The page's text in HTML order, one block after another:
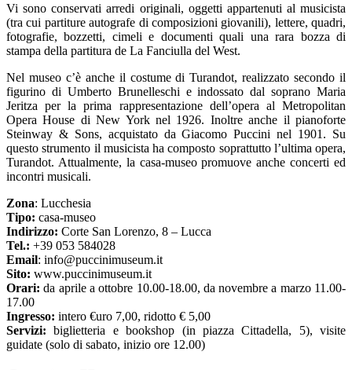
Vi sono conservati arredi originali, oggetti appartenuti al musicista
(tra cui partiture autografe di composizioni giovanili), lettere, quadri,
fotografie, bozzetti, cimeli e documenti quali una rara bozza di
stampa della partitura de La Fanciulla del West.
Nel museo c’è anche il costume di Turandot, realizzato secondo il
figurino di Umberto Brunelleschi e indossato dal soprano Maria
Jeritza per la prima rappresentazione dell’opera al Metropolitan
Opera House di New York nel 1926. Inoltre anche il pianoforte
Steinway & Sons, acquistato da Giacomo Puccini nel 1901. Su
questo strumento il musicista ha composto soprattutto l’ultima opera,
Turandot. Attualmente, la casa-museo promuove anche concerti ed
incontri musicali.
Zona: Lucchesia
Tipo: casa-museo
Indirizzo: Corte San Lorenzo, 8 – Lucca
Tel.: +39 053 584028
Email: info@puccinimuseum.it
Sito: www.puccinimuseum.it
Orari: da aprile a ottobre 10.00-18.00, da novembre a marzo 11.00-
17.00
Ingresso: intero €uro 7,00, ridotto € 5,00
Servizi: biglietteria e bookshop (in piazza Cittadella, 5), visite
guidate (solo di sabato, inizio ore 12.00)